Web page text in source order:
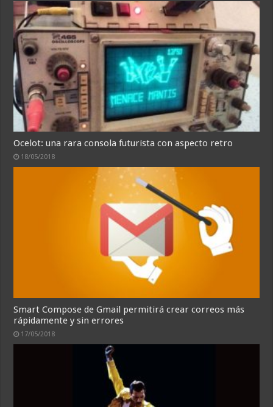
Ocelot: una rara consola futurista con aspecto retro
18/05/2018
Smart Compose de Gmail permitirá crear correos más
rápidamente y sin errores
17/05/2018